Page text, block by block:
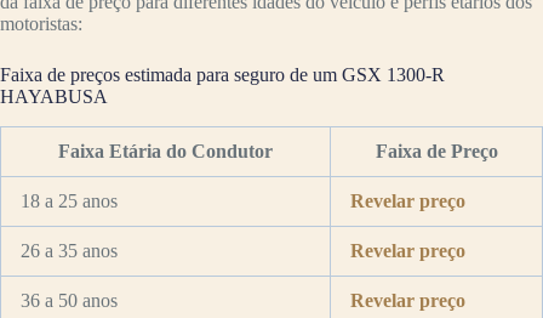
motoristas:
Faixa de preços estimada para seguro de um GSX 1300-R
HAYABUSA
Faixa Etária do Condutor Faixa de Preço
18 a 25 anos Revelar preço
26 a 35 anos Revelar preço
36 a 50 anos Revelar preço